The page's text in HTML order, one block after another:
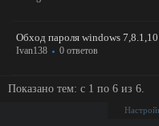
Обход пароля windows
Ivan138 0 ответов
Показано тем: с 1 по 6 из 6.